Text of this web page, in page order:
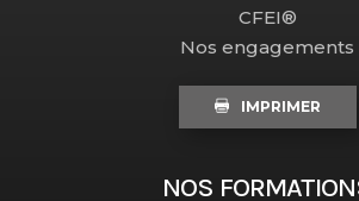
CFEI®
Nos engagements
IMPRIMER
NOS